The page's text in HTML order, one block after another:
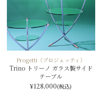
Progetti（プロジェッティ）
Trino トリーノ ガラス製サイド
テーブル
¥128,000(税込)